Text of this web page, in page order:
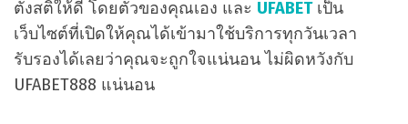
ตั้งสติให้ดี โดยตัวของคุณเอง และ UFABETเป็น
เว็บไซต์ที่เปิดให้คุณได้เข้ามาใช้บริการทุกวันเวลา
รับรองได้เลยว่าคุณจะถูกใจแน่นอน ไม่ผิดหวังกับ
UFABET888 แน่นอน